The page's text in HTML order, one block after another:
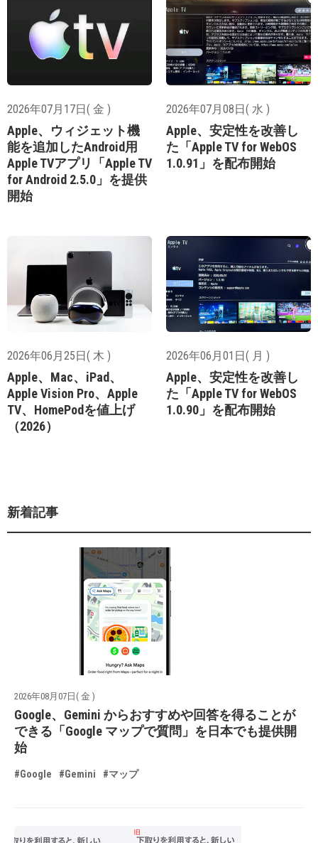
2026年07月17日( 金 )
Apple、ウィジェット機
能を追加したAndroid用
Apple TVアプリ「Apple TV
for Android 2.5.0」を提供
開始
2026年07月08日( 水 )
Apple、安定性を改善し
た「Apple TV for WebOS
1.0.91」を配布開始
2026年06月25日( 木 )
Apple、Mac、iPad、
Apple Vision Pro、Apple
TV、HomePodを値上げ
（2026）
2026年06月01日( 月 )
Apple、安定性を改善し
た「Apple TV for WebOS
1.0.90」を配布開始
新着記事
2026年08月07日( 金 )
Google、Gemini からおすすめや回答を得ることが
できる「Google マップで質問」を日本でも提供開
始
#Google #Gemini #マップ